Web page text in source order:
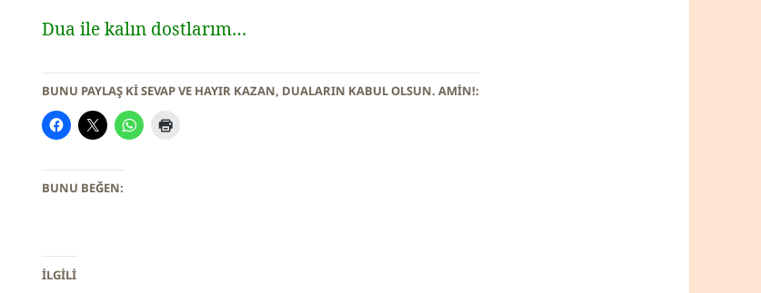
Dua ile kalın dostlarım…
BUNU PAYLAŞ KI SEVAP VE HAYIR KAZAN, DUALARIN KABUL OLSUN. AMİN!:
BUNU BEĞEN:
İLGILI